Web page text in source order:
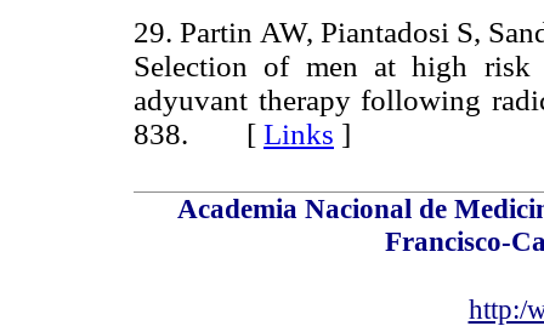
29. Partin AW, Piantadosi S,
Selection of men at high risk
adyuvant therapy following
838. [ Links ]
Academia Nacional de
Francisco-
http:/